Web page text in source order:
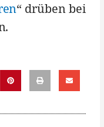
“ drüben bei